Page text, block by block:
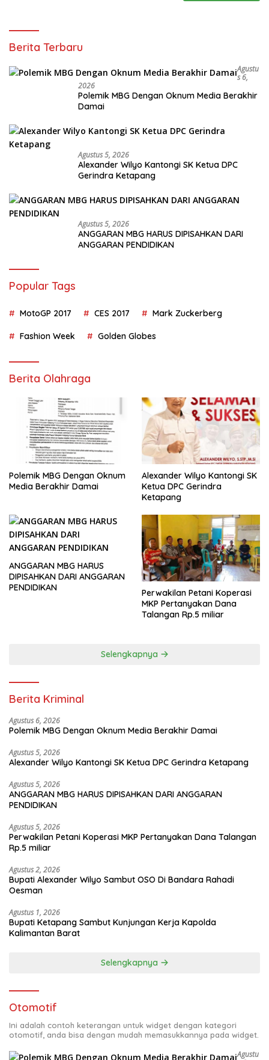
Berita Terbaru
Agustu
S 6,
2026
Polemik MBG Dengan Oknum Media Berakhir
Damai
Agustus 5, 2026
Alexander Wilyo Kantongi SK Ketua DPC
Gerindra Ketapang
Agustus 5, 2026
ANGGARAN MBG HARUS DIPISAHKAN DARI
ANGGARAN PENDIDIKAN
Popular Tags
MotoGP 2017 CES 2017 Mark Zuckerberg
Fashion Week Golden Globes
Berita Olahraga
Polemik MBG Dengan Oknum
Media Berakhir Damai
Alexander Wilyo Kantongi SK
Ketua DPC Gerindra
Ketapang
ANGGARAN MBG HARUS
DIPISAHKAN DARI ANGGARAN
PENDIDIKAN
Perwakilan Petani Koperasi
MKP Pertanyakan Dana
Talangan Rp.5 miliar
Selengkapnya
Berita Kriminal
Agustus 6, 2026
Polemik MBG Dengan Oknum Media Berakhir Damai
Agustus 5, 2026
Alexander Wilyo Kantongi SK Ketua DPC Gerindra Ketapang
Agustus 5, 2026
ANGGARAN MBG HARUS DIPISAHKAN DARI ANGGARAN
PENDIDIKAN
Agustus 5, 2026
Perwakilan Petani Koperasi MKP Pertanyakan Dana Talangan
Rp.5 miliar
Agustus 2, 2026
Bupati Alexander Wilyo Sambut OSO Di Bandara Rahadi
Oesman
Agustus 1, 2026
Bupati Ketapang Sambut Kunjungan Kerja Kapolda
Kalimantan Barat
Selengkapnya
Otomotif
Ini adalah contoh keterangan untuk widget dengan kategori
otomotif, anda bisa dengan mudah memasukkannya pada widget.
Agustu